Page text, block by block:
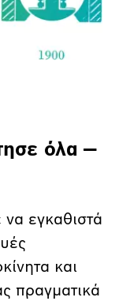
όλα —
εγκαθιστά
και
πραγματικά